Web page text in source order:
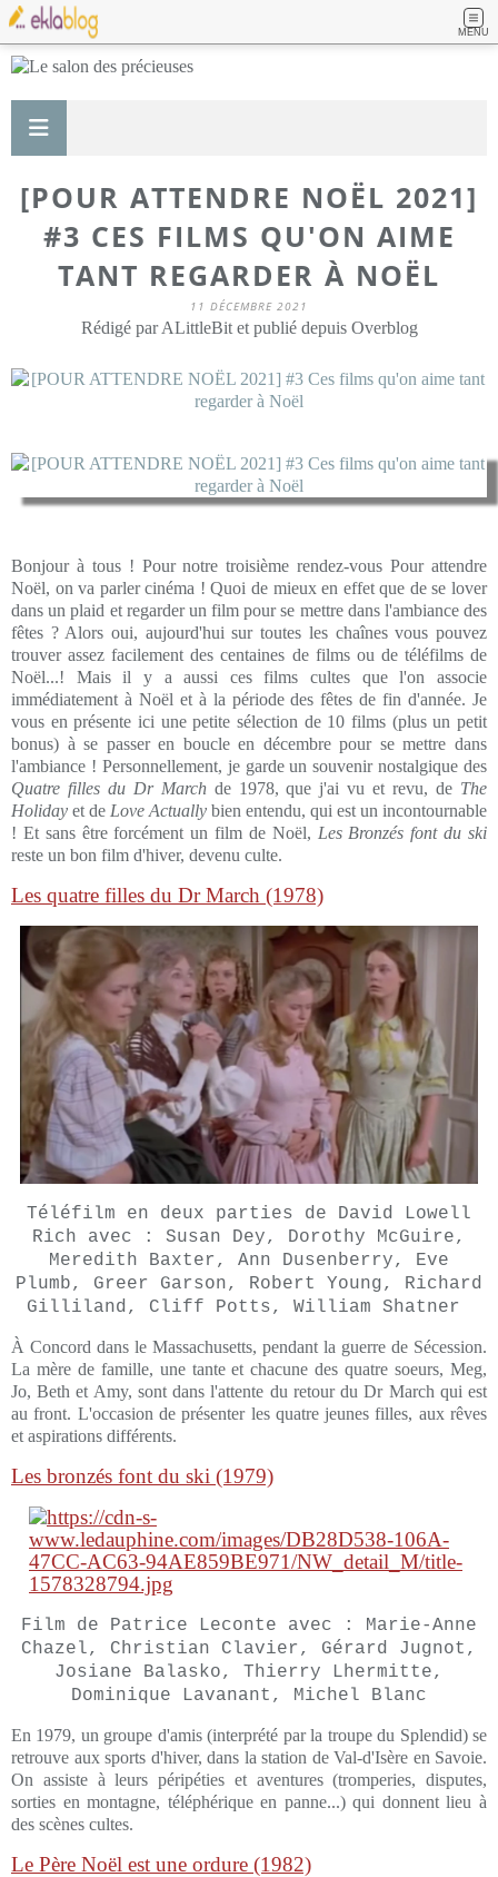
MENU
[POUR ATTENDRE NOËL 2021]
#3 CES FILMS QU'ON AIME
TANT REGARDER À NOËL
11 DÉCEMBRE 2021
Rédigé par ALittleBit et publié depuis Overblog
Bonjour à tous ! Pour notre troisième rendez-vous Pour attendre
Noël, on va parler cinéma ! Quoi de mieux en effet que de se lover
dans un plaid et regarder un film pour se mettre dans l'ambiance des
fêtes ? Alors oui, aujourd'hui sur toutes les chaînes vous pouvez
trouver assez facilement des centaines de films ou de téléfilms de
Noël...! Mais il y a aussi ces films cultes que l'on associe
immédiatement à Noël et à la période des fêtes de fin d'année. Je
vous en présente ici une petite sélection de 10 films (plus un petit
bonus) à se passer en boucle en décembre pour se mettre dans
l'ambiance ! Personnellement, je garde un souvenir nostalgique des
Quatre filles du Dr Marchde 1978, que j'ai vu et revu, de The
Holiday et de Love Actually bien entendu, qui est un incontournable
! Et sans être forcément un film de Noël, Les Bronzés font du ski
reste un bon film d'hiver, devenu culte.
Les quatre filles du Dr March (1978)
Téléfilm en deux parties de David Lowell
Rich avec : Susan Dey, Dorothy McGuire,
Meredith Baxter, Ann Dusenberry, Eve
Plumb, Greer Garson, Robert Young, Richard
Gilliland, Cliff Potts, William Shatner
À Concord dans le Massachusetts, pendant la guerre de Sécession.
La mère de famille, une tante et chacune des quatre soeurs, Meg,
Jo, Beth et Amy, sont dans l'attente du retour du Dr March qui est
au front. L'occasion de présenter les quatre jeunes filles, aux rêves
et aspirations différents.
Les bronzés font du ski (1979)
Film de Patrice Leconte avec : Marie-Anne
Chazel, Christian Clavier, Gérard Jugnot,
Josiane Balasko, Thierry Lhermitte,
Dominique Lavanant, Michel Blanc
En 1979, un groupe d'amis (interprété par la troupe du Splendid) se
retrouve aux sports d'hiver, dans la station de Val-d'Isère en Savoie.
On assiste à leurs péripéties et aventures (tromperies, disputes,
sorties en montagne, téléphérique en panne...) qui donnent lieu à
des scènes cultes.
Le Père Noël est une ordure (1982)